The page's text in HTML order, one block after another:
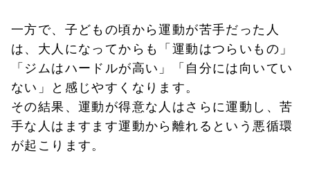
一方で、子どもの頃から運動が苦手だった人
は、大人になってからも「運動はつらいもの」
「ジムはハードルが高い」「自分には向いてい
ない」と感じやすくなります。
その結果、運動が得意な人はさらに運動し、苦
手な人はますます運動から離れるという悪循環
が起こります。